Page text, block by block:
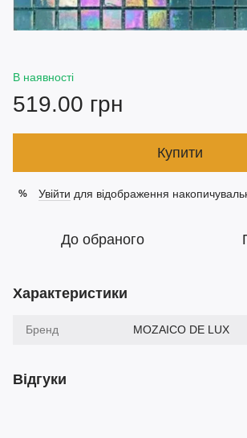
В наявності
519.00 грн
Купити
% Увійти для відображення
До обраного
Характеристики
Бренд MOZAICO DE LUX
Відгуки